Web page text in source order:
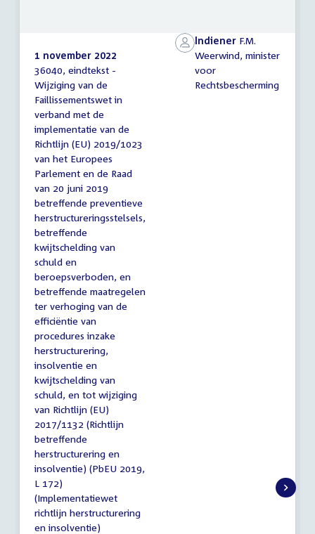
Eindtekst
1 november 2022
36040, eindtekst -
Wijziging van de
Faillissementswet in
verband met de
implementatie van de
Richtlijn (EU) 2019/1023
van het Europees
Parlement en de Raad
van 20 juni 2019
betreffende preventieve
herstructureringsstelsels,
betreffende
kwijtschelding van
schuld en
beroepsverboden, en
betreffende maatregelen
ter verhoging van de
efficiëntie van
procedures inzake
herstructurering,
insolventie en
kwijtschelding van
schuld, en tot wijziging
van Richtlijn (EU)
2017/1132 (Richtlijn
betreffende
herstructurering en
insolventie) (PbEU 2019,
L 172)
(Implementatiewet
richtlijn herstructurering
en insolventie)
Indiener F.M.
Weerwind, minister
voor
Rechtsbescherming